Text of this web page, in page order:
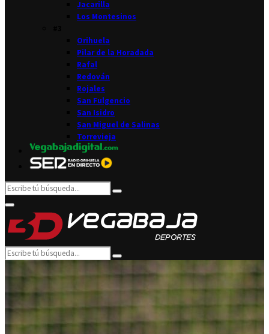
Jacarilla
Los Montesinos
Orihuela
Pilar de la Horadada
Rafal
Redován
Rojales
San Fulgencio
San Isidro
San Miguel de Salinas
Torrevieja
Search
for:
Search
Primary
Menu
Search
for:
Search